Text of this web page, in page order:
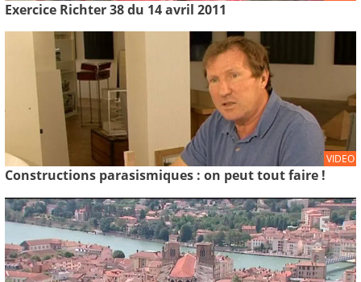
Exercice Richter 38 du 14 avril 2011
VIDEO
Constructions parasismiques : on peut tout faire !